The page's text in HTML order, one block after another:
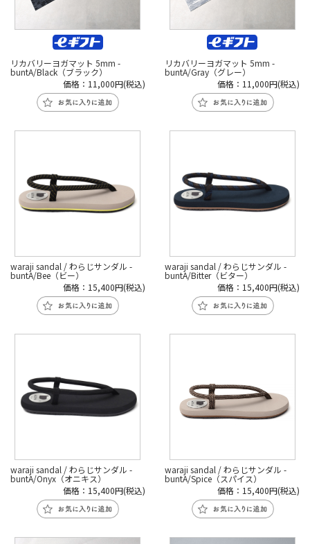
リカバリーヨガマット 5mm -
buntA/Black（ブラック）
価格：11,000円(税込)
リカバリーヨガマット 5mm -
buntA/Gray（グレー）
価格：11,000円(税込)
waraji sandal / わらじサンダル -
buntA/Bee（ビー）
価格：15,400円(税込)
waraji sandal / わらじサンダル -
buntA/Bitter（ビター）
価格：15,400円(税込)
waraji sandal / わらじサンダル -
buntA/Onyx（オニキス）
価格：15,400円(税込)
waraji sandal / わらじサンダル -
buntA/Spice（スパイス）
価格：15,400円(税込)